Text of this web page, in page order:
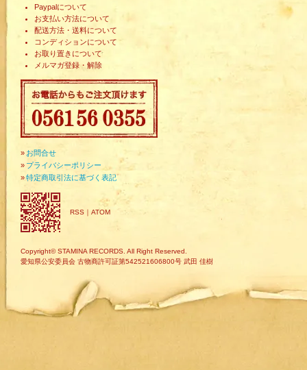
Paypalについて
お支払い方法について
配送方法・送料について
コンディションについて
お取り置きについて
メルマガ登録・解除
» お問合せ
» プライバシーポリシー
»特定商取引法に基づく表記
RSS ｜ ATOM
Copyright© STAMINA RECORDS. All Right Reserved.
愛知県公安委員会 古物商許可証第542521606800号 武田 佳樹